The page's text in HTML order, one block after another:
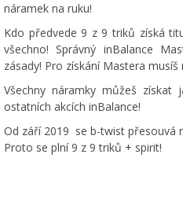
náramek na ruku!
Kdo předvede 9 z 9 triků získá
všechno! Správný inBalance
zásady! Pro získání Mastera musíš
Všechny náramky můžeš
ostatních akcích inBalance!
Od září 2019 se b-twist přesouvá
Proto se plní 9 z 9 triků + spirit!